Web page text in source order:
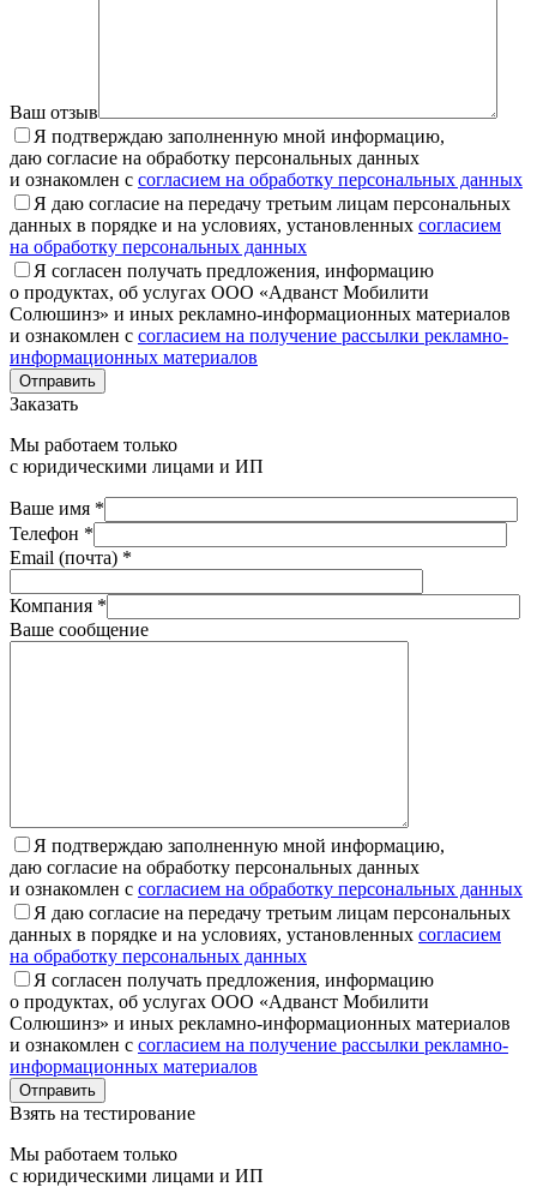
Ваш отзыв
Я подтверждаю заполненную мной информацию,
даю согласие на обработку персональных данных
и ознакомлен с согласием на обработку персональных данных
Я даю согласие на передачу третьим лицам персональных
данных в порядке и на условиях, установленных согласием
на обработку персональных данных
Я согласен получать предложения, информацию
о продуктах, об услугах ООО «Адванст Мобилити
Солюшинз» и иных рекламно-информационных материалов
и ознакомлен с согласием на получение рассылки рекламно-
информационных материалов
Отправить
Заказать
Мы работаем только
с юридическими лицами и ИП
Ваше имя *
Телефон *
Email (почта) *
Компания *
Ваше сообщение
Я подтверждаю заполненную мной информацию,
даю согласие на обработку персональных данных
и ознакомлен с согласием на обработку персональных данных
Я даю согласие на передачу третьим лицам персональных
данных в порядке и на условиях, установленных согласием
на обработку персональных данных
Я согласен получать предложения, информацию
о продуктах, об услугах ООО «Адванст Мобилити
Солюшинз» и иных рекламно-информационных материалов
и ознакомлен с согласием на получение рассылки рекламно-
информационных материалов
Отправить
Взять на тестирование
Мы работаем только
с юридическими лицами и ИП